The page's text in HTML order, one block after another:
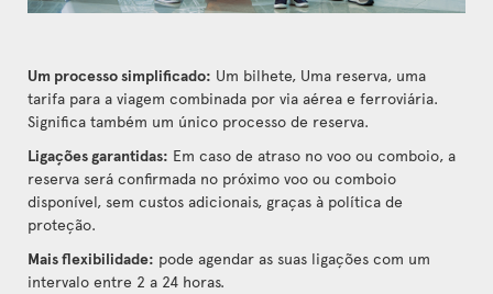
Um processo simplificado: Um bilhete, Uma reserva, uma
tarifa para a viagem combinada por via aérea e ferroviária.
Significa também um único processo de reserva.
Ligações garantidas: Em caso de atraso no voo ou comboio, a
reserva será confirmada no próximo voo ou comboio
disponível, sem custos adicionais, graças à política de
proteção.
Mais flexibilidade: pode agendar as suas ligações com um
intervalo entre 2 a 24 horas.